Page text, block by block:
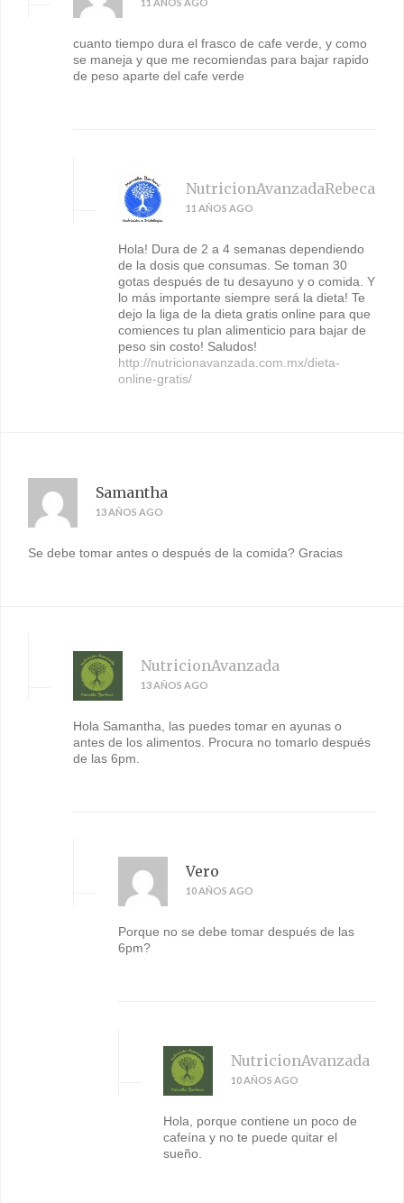
11 AÑOS AGO
cuanto tiempo dura el frasco de cafe verde, y como
se maneja y que me recomiendas para bajar rapido
de peso aparte del cafe verde
NutricionAvanzadaRebeca
11 AÑOS AGO
Hola! Dura de 2 a 4 semanas dependiendo
de la dosis que consumas. Se toman 30
gotas después de tu desayuno y o comida. Y
lo más importante siempre será la dieta! Te
dejo la liga de la dieta gratis online para que
comiences tu plan alimenticio para bajar de
peso sin costo! Saludos!
http://nutricionavanzada.com.mx/dieta-
online-gratis/
Samantha
13 AÑOS AGO
Se debe tomar antes o después de la comida? Gracias
NutricionAvanzada
13 AÑOS AGO
Hola Samantha, las puedes tomar en ayunas o
antes de los alimentos. Procura no tomarlo después
de las 6pm.
Vero
10 AÑOS AGO
Porque no se debe tomar después de las
6pm?
NutricionAvanzada
10 AÑOS AGO
Hola, porque contiene un poco de
cafeína y no te puede quitar el
sueño.